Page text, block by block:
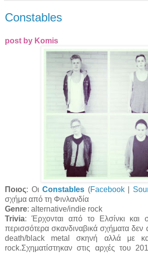
Constables
post by Komis
Ποιος: ΟιConstables (Facebook|
σχήμα από τη Φινλανδία
Genre: alternative/indie rock
Trivia: Έρχονται από το Ελσίνκι και
περισσότερα σκανδιναβικά σχήματα δεν
death/black metal σκηνή αλλά με
rock.Σχηματίστηκαν στις αρχές του